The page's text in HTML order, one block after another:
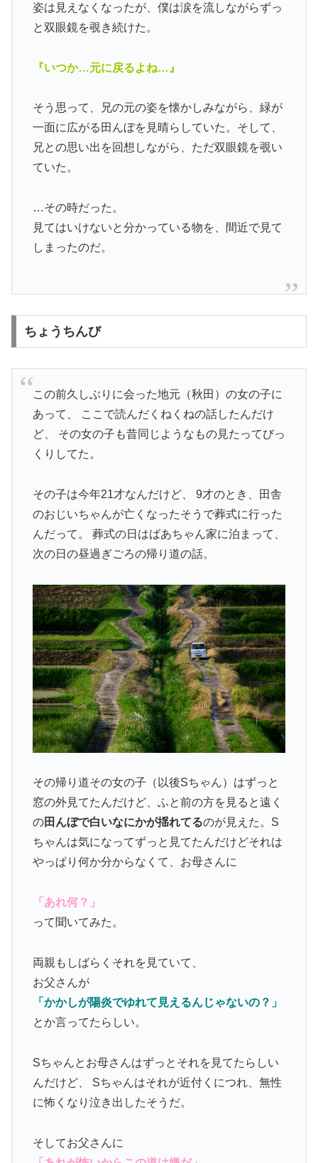
姿は見えなくなったが、僕は涙を流しながらずっ
と双眼鏡を覗き続けた。
『いつか…元に戻るよね…』
そう思って、兄の元の姿を懐かしみながら、緑が
一面に広がる田んぼを見晴らしていた。そして、
兄との思い出を回想しながら、ただ双眼鏡を覗い
ていた。
…その時だった。
見てはいけないと分かっている物を、間近で見て
しまったのだ。
ちょうちんび
この前久しぶりに会った地元（秋田）の女の子に
あって、 ここで読んだくねくねの話したんだけ
ど、 その女の子も昔同じようなもの見たってびっ
くりしてた。
その子は今年21才なんだけど、 9才のとき、田舎
のおじいちゃんが亡くなったそうで葬式に行った
んだって。 葬式の日はばあちゃん家に泊まって、
次の日の昼過ぎごろの帰り道の話。
その帰り道その女の子（以後Sちゃん）はずっと
窓の外見てたんだけど、ふと前の方を見ると遠く
の田んぼで白いなにかが揺れてるのが見えた。S
ちゃんは気になってずっと見てたんだけどそれは
やっぱり何か分からなくて、お母さんに
「あれ何？」
って聞いてみた。
両親もしばらくそれを見ていて、
お父さんが
「かかしが陽炎でゆれて見えるんじゃないの？」
とか言ってたらしい。
Sちゃんとお母さんはずっとそれを見てたらしい
んだけど、 Sちゃんはそれが近付くにつれ、無性
に怖くなり泣き出したそうだ。
そしてお父さんに